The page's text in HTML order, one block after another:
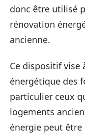
donc être utilisé
rénovation
ancienne.
Ce dispositif vise
énergétique des
particulier ceux
logements
énergie peut